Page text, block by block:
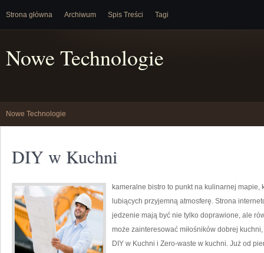
Strona główna Archiwum Spis Treści Tagi
Nowe Technologie
Nowe Technologie
DIY w Kuchni
kameralne bistro to punkt na kulinarnej
lubiących przyjemną atmosferę. Strona
jedzenie mają być nie tylko doprawione, ale
może zainteresować miłośników dobrej
DIY w Kuchni i Zero-waste w kuchni. Już od